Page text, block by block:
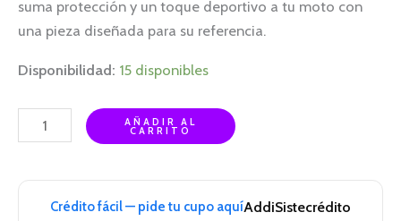
suma protección y un toque deportivo a tu moto con
una pieza diseñada para su referencia.
Disponibilidad: 15 disponibles
AÑADIR AL
CARRITO
Crédito fácil — pide tu cupo aquíAddiSistecrédito